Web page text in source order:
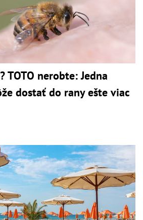
TOTO nerobte: Jedna
dostať do rany ešte viac